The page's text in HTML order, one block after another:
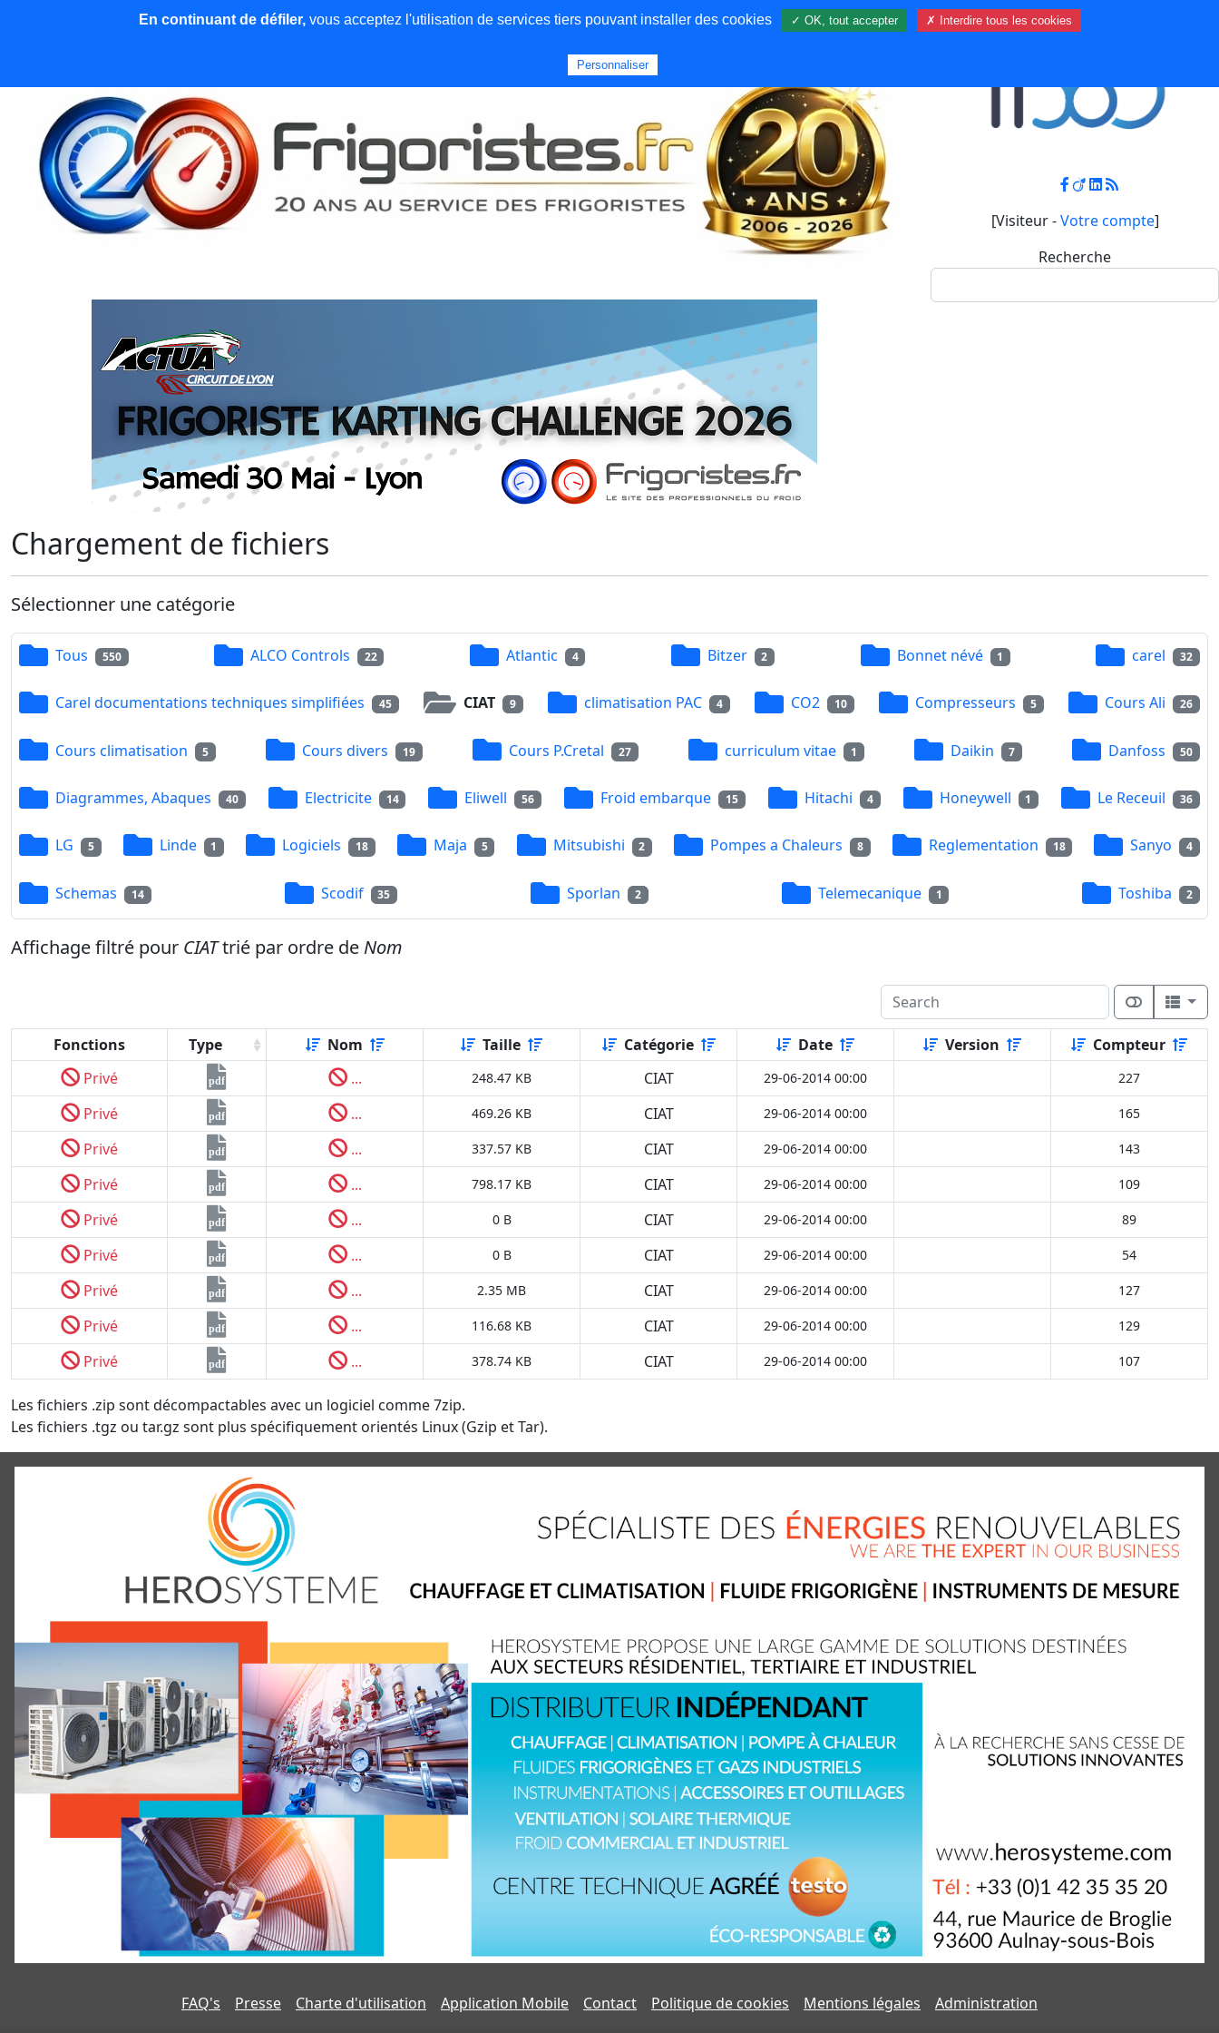
News et articles Emploi Qui sommes nous Contact Mon compte
[Visiteur -Votre compte]
Recherche
Chargement de fichiers
Sélectionner une catégorie
Tous 550 ALCO Controls 22 Atlantic 4 Bitzer 2 Bonnet névé 1 carel 32
Carel documentations techniques simplifiées 45 CIAT 9 climatisation PAC 4 CO2 10 Compresseurs 5 Cours Ali 26
Cours climatisation 5 Cours divers 19 Cours P.Cretal 27 curriculum vitae 1 Daikin 7 Danfoss 50
Diagrammes, Abaques 40 Electricite 14 Eliwell 56 Froid embarque 15 Hitachi 4 Honeywell 1 Le Receuil 36
LG 5 Linde 1 Logiciels 18 Maja 5 Mitsubishi 2 Pompes a Chaleurs 8 Reglementation 18 Sanyo 4
Schemas 14 Scodif 35 Sporlan 2 Telemecanique 1 Toshiba 2
Affichage filtré pour CIATtrié par ordre de Nom
Fonctions Type Nom Taille Catégorie Date Version
Compteur
Privé
pdf ... 248.47 KB CIAT 29-06-2014 00:00 227
Privé pdf ... 469.26 KB CIAT 29-06-2014 00:00 165
Privé pdf ... 337.57 KB CIAT 29-06-2014 00:00 143
Privé pdf ... 798.17 KB CIAT 29-06-2014 00:00 109
Privé pdf ... 0 B CIAT 29-06-2014 00:00 89
Privé pdf ... 0 B CIAT 29-06-2014 00:00 54
Privé pdf ... 2.35 MB CIAT 29-06-2014 00:00 127
Privé pdf ... 116.68 KB CIAT 29-06-2014 00:00 129
Privé pdf ... 378.74 KB CIAT 29-06-2014 00:00 107
Les fichiers .zip sont décompactables avec un logiciel comme 7zip.
Les fichiers .tgz ou tar.gz sont plus spécifiquement orientés Linux (Gzip et Tar).
FAQ's Presse Charte d'utilisation Application Mobile Contact Politique de cookies Mentions légales Administration
En continuant de défiler,vous acceptez l'utilisation de services tiers pouvant installer des cookies ✓ OK, tout accepter ✗ Interdire tous les cookies
Personnaliser